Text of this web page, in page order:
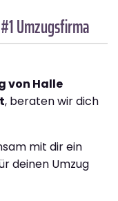
Umzugsfirma
von Halle
, beraten wir dich
mit dir ein
deinen Umzug